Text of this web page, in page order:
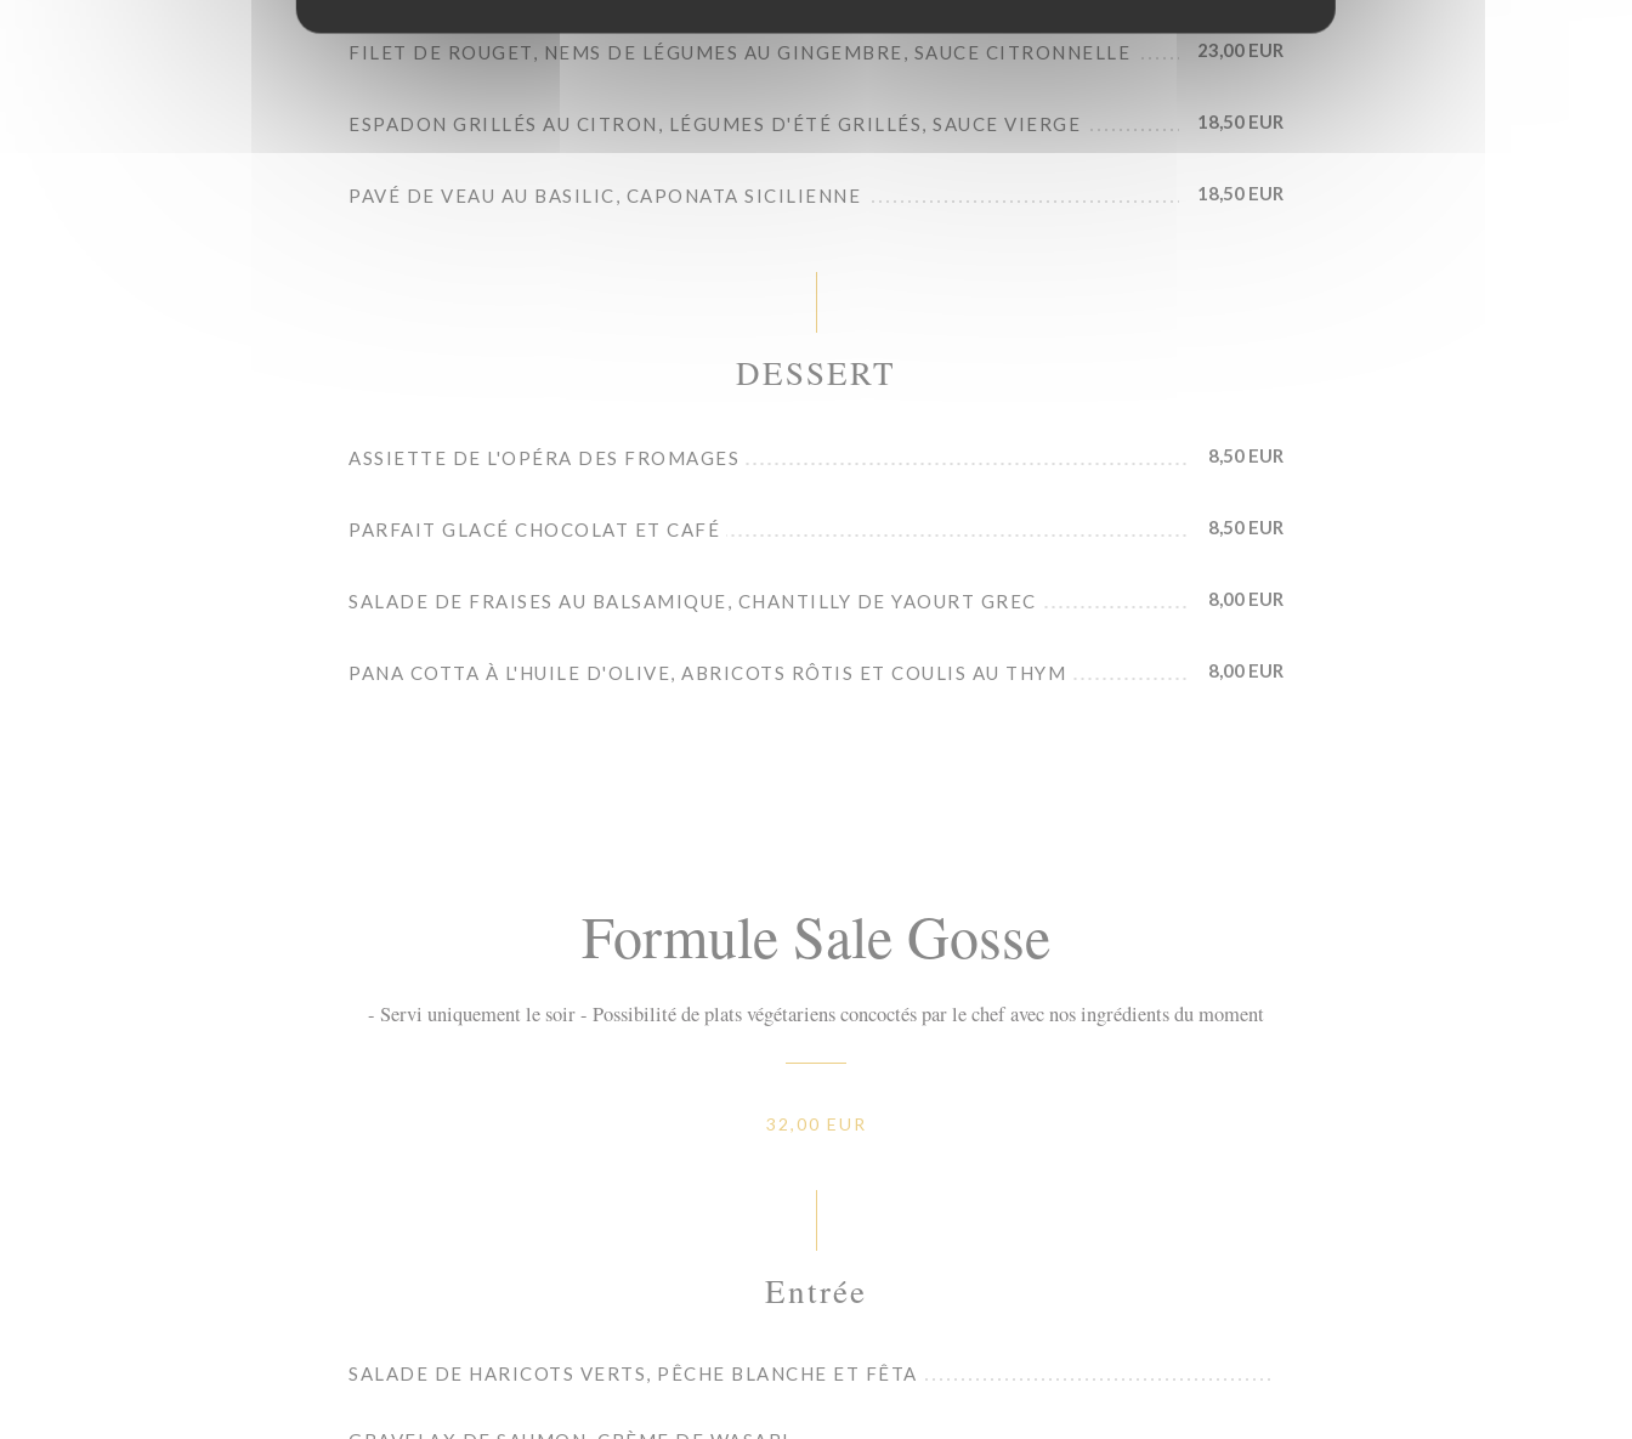
FILET DE ROUGET, NEMS DE LÉGUMES AU GINGEMBRE, SAUCE CITRONNELLE 23,00 EUR
ESPADON GRILLÉS AU CITRON, LÉGUMES D'ÉTÉ GRILLÉS, SAUCE VIERGE 18,50 EUR
PAVÉ DE VEAU AU BASILIC, CAPONATA SICILIENNE 18,50 EUR
DESSERT
ASSIETTE DE L'OPÉRA DES FROMAGES 8,50 EUR
PARFAIT GLACÉ CHOCOLAT ET CAFÉ 8,50 EUR
SALADE DE FRAISES AU BALSAMIQUE, CHANTILLY DE YAOURT GREC 8,00 EUR
PANA COTTA À L'HUILE D'OLIVE, ABRICOTS RÔTIS ET COULIS AU THYM 8,00 EUR
Formule Sale Gosse
- Servi uniquement le soir - Possibilité de plats végétariens concoctés par le chef avec nos ingrédients du moment
32,00 EUR
Entrée
SALADE DE HARICOTS VERTS, PÊCHE BLANCHE ET FÊTA